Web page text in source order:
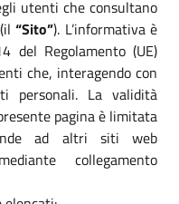
utenti che consultano
(il“Sito”). L’informativa è
del Regolamento (UE)
che, interagendo con
personali. La validità
pagina è limitata
ad altri siti web
collegamento